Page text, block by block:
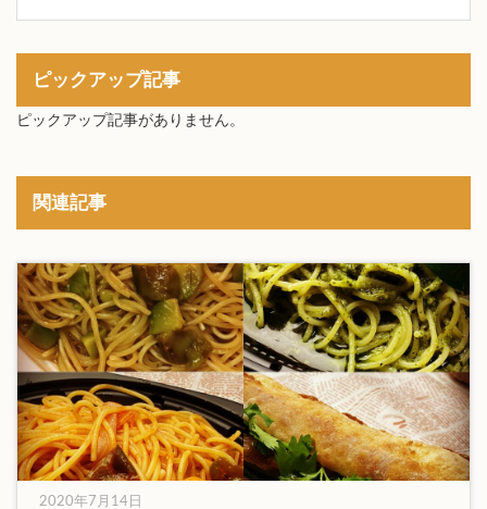
ピックアップ記事
ピックアップ記事がありません。
関連記事
2020年7月14日